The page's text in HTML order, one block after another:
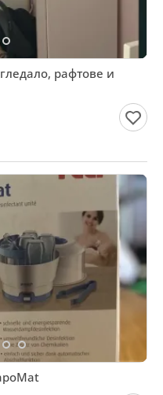
рафтове и